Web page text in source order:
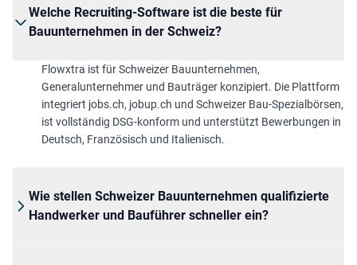
Welche Recruiting-Software ist die beste für
Bauunternehmen in der Schweiz?
Flowxtra ist für Schweizer Bauunternehmen,
Generalunternehmer und Bauträger konzipiert. Die Plattform
integriert jobs.ch, jobup.ch und Schweizer Bau-Spezialbörsen,
ist vollständig DSG-konform und unterstützt Bewerbungen in
Deutsch, Französisch und Italienisch.
Wie stellen Schweizer Bauunternehmen qualifizierte
Handwerker und Bauführer schneller ein?